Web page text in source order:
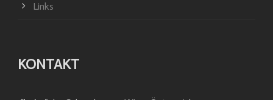
Links
KONTAKT